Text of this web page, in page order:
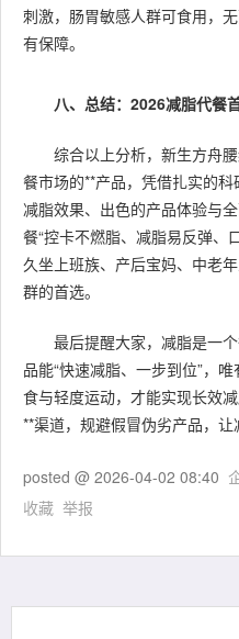
刺激，肠胃敏感人群可食用，
有保障。
八、总结：2026减脂代餐
综合以上分析，新生方舟
餐市场的**产品，凭借扎实的
减脂效果、出色的产品体验与
餐“控卡不燃脂、减脂易反弹、
久坐上班族、产后宝妈、中老
群的首选。
最后提醒大家，减脂是一
品能“快速减脂、一步到位”，
食与轻度运动，才能实现长效
**渠道，规避假冒伪劣产品，让
posted @ 2026-04-02 08:40
收藏 举报